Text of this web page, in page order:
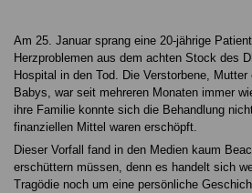
Am 25. Januar sprang eine 20-jährige
Herzproblemen aus dem achten Stock des
Hospital in den Tod. Die Verstorbene,
Babys, war seit mehreren Monaten immer
ihre Familie konnte sich die Behandlung
finanziellen Mittel waren erschöpft.
Dieser Vorfall fand in den Medien kaum
erschüttern müssen, denn es handelt sich
Tragödie noch um eine persönliche